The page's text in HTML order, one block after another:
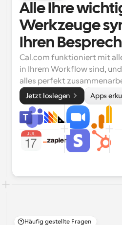
Alle Ihre
Werkzeuge
Ihren
Cal.com funktioniert mit
in Ihrem Workflow sind,
alles perfekt
Jetzt loslegen Apps
Häufig gestellte Fragen